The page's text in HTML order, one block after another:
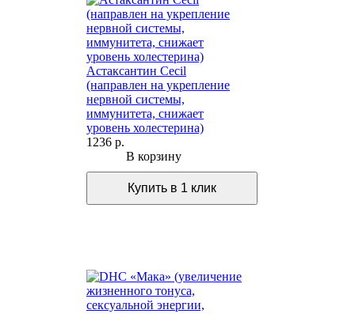
Астаксантин Cecil
(направлен на укрепление
нервной системы,
иммунитета, снижает
уровень холестерина)
1236 р.
В корзину